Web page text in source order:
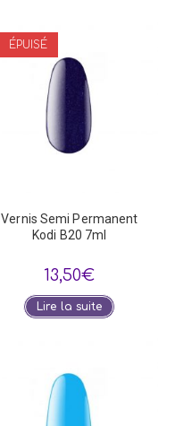
ÉPUISÉ
Vernis Semi Permanent
Kodi B20 7ml
13,50€
Lire la suite